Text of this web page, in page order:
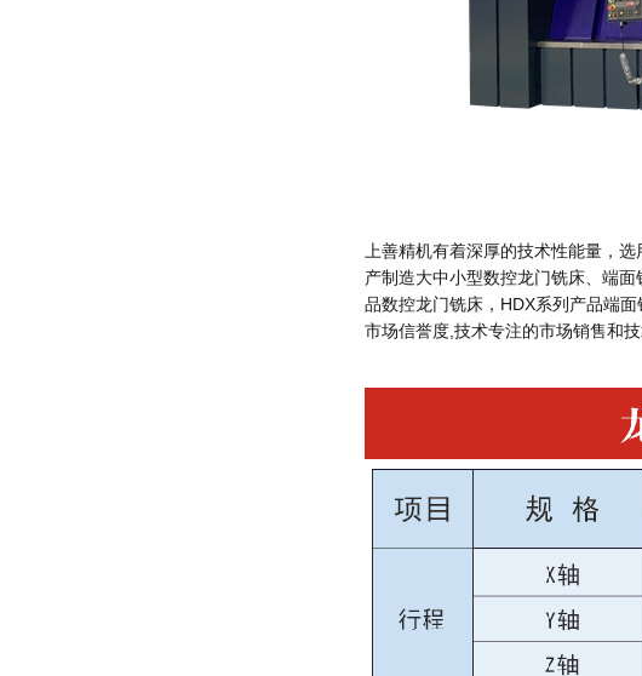
上善精机有着深厚的技术性能量，
产制造大中小型数控龙门铣床、端
品数控龙门铣床，HDX系列产品端
市场信誉度,技术专注的市场销售和技